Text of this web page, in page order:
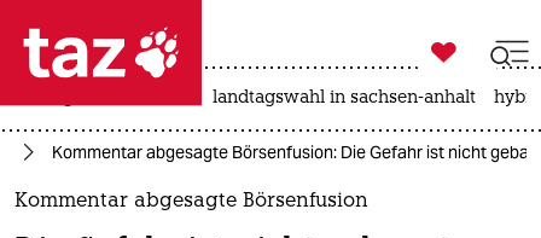
 taz zahl ich
taz zahl ich

taz zahl ich
landtagswahl in sachsen-anhalt
Kommentar abgesagte Börsenfusion: Die Gefahr ist nicht
Kommentar abgesagte Börsenfusion